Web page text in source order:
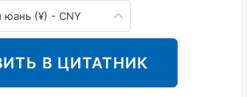
юань (¥) - CNY
В ЦИТАТНИК